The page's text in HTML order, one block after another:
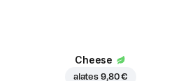
Cheese
alates 9,80 €